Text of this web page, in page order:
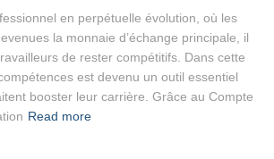
en perpétuelle évolution, où les
la monnaie d’échange principale, il
de rester compétitifs. Dans cette
est devenu un outil essentiel
booster leur carrière. Grâce au Compte
Read more